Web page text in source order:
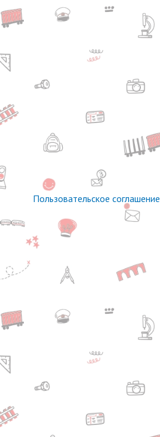
Пользовательское соглашение